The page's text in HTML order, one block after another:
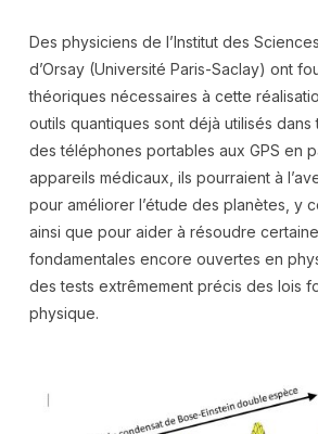
Des physiciens de l’Institut des
d’Orsay (Université Paris-Saclay) ont
théoriques nécessaires à cette
outils quantiques sont déjà utilisés dans
des téléphones portables aux GPS en
appareils médicaux, ils pourraient à
pour améliorer l’étude des planètes, y
ainsi que pour aider à résoudre
fondamentales encore ouvertes en
des tests extrêmement précis des lois
physique.